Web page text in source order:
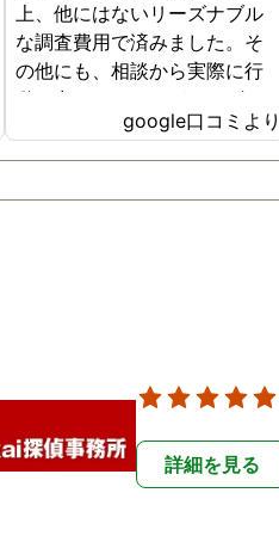
上、他にはないリーズナブル
な調査費用で済みました。そ
の他にも、相談から実際に行
動に出て頂いたのが、スゴく
早く問題を解決していただ
き、大変助かりました。 次回
google口コミより
詳細を見る